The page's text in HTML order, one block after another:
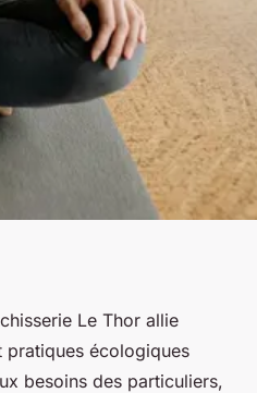
blanchisserie
Le Thor allie
écologiques
besoins des particuliers,